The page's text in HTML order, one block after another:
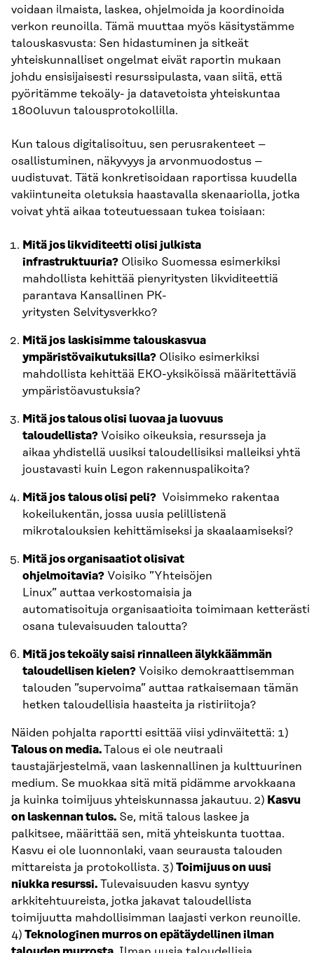
voidaan ilmaista, laskea, ohjelmoida ja koordinoida
verkon reunoilla. Tämä muuttaa myös käsitystämme
talouskasvusta: Sen hidastuminen ja sitkeät
yhteiskunnalliset ongelmat eivät raportin mukaan
johdu ensisijaisesti resurssipulasta, vaan siitä, että
pyöritämme tekoäly- ja datavetoista yhteiskuntaa
1800luvun talousprotokollilla.
Kun talous digitalisoituu, sen perusrakenteet –
osallistuminen, näkyvyys ja arvonmuodostus –
uudistuvat. Tätä konkretisoidaan raportissa kuudella
vakiintuneita oletuksia haastavalla skenaariolla, jotka
voivat yhtä aikaa toteutuessaan tukea toisiaan:
Mitä jos likviditeetti olisi julkista
infrastruktuuria? Olisiko Suomessa esimerkiksi
mahdollista kehittää pienyritysten likviditeettiä
parantava Kansallinen PK-
yritysten Selvitysverkko?
Mitä jos laskisimme talouskasvua
ympäristövaikutuksilla? Olisiko esimerkiksi
mahdollista kehittää EKO-yksiköissä määritettäviä
ympäristöavustuksia?
Mitä jos talous olisi luovaa ja luovuus
taloudellista? Voisiko oikeuksia, resursseja ja
aikaa yhdistellä uusiksi taloudellisiksi malleiksi yhtä
joustavasti kuin Legon rakennuspalikoita?
Mitä jos talous olisi peli? Voisimmeko rakentaa
kokeilukentän, jossa uusia pelillistenä
mikrotalouksien kehittämiseksi ja skaalaamiseksi?
Mitä jos organisaatiot olisivat
ohjelmoitavia? Voisiko ”Yhteisöjen
Linux” auttaa verkostomaisia ja
automatisoituja organisaatioita toimimaan ketterästi
osana tulevaisuuden taloutta?
Mitä jos tekoäly saisi rinnalleen älykkäämmän
taloudellisen kielen? Voisiko demokraattisemman
talouden ”supervoima” auttaa ratkaisemaan tämän
hetken taloudellisia haasteita ja ristiriitoja?
Näiden pohjalta raportti esittää viisi ydinväitettä: 1)
Talous on media.Talous ei ole neutraali
taustajärjestelmä, vaan laskennallinen ja kulttuurinen
medium. Se muokkaa sitä mitä pidämme arvokkaana
ja kuinka toimijuus yhteiskunnassa jakautuu. 2) Kasvu
on laskennan tulos. Se, mitä talous laskee ja
palkitsee, määrittää sen, mitä yhteiskunta tuottaa.
Kasvu ei ole luonnonlaki, vaan seurausta talouden
mittareista ja protokollista. 3) Toimijuus on uusi
niukka resurssi. Tulevaisuuden kasvu syntyy
arkkitehtuureista, jotka jakavat taloudellista
toimijuutta mahdollisimman laajasti verkon reunoille.
4) Teknologinen murros on epätäydellinen ilman